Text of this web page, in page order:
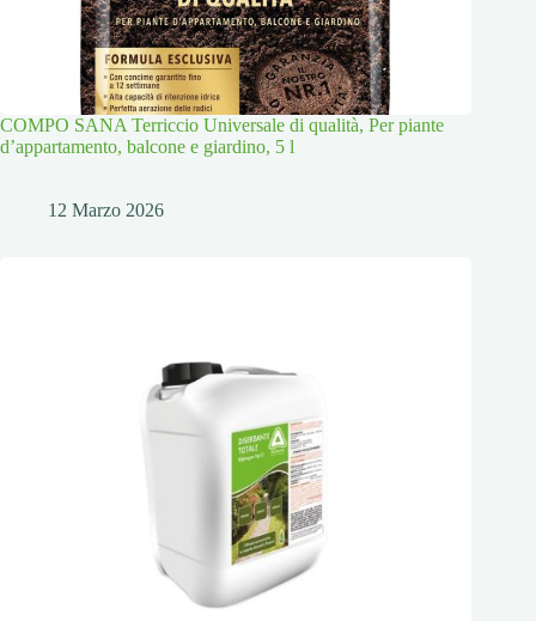
COMPO SANA Terriccio Universale di qualità, Per piante
d’appartamento, balcone e giardino, 5 l
12 Marzo 2026